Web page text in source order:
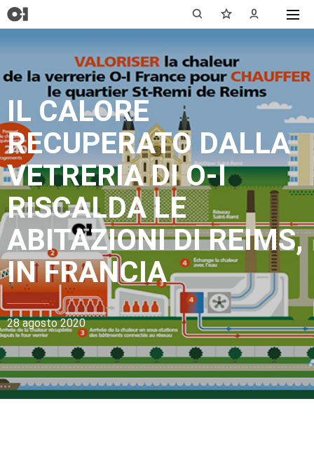
IL CALORE
RECUPERATO DALLA
VETRERIA DI O-I
RISCALDA LE
ABITAZIONI DI REIMS,
IN FRANCIA
28 agosto 2020